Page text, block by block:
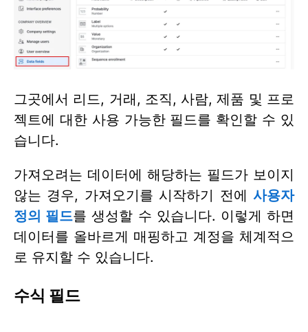
그곳에서 리드, 거래, 조직, 사람, 제품 및 프로
젝트에 대한 사용 가능한 필드를 확인할 수 있
습니다.
가져오려는 데이터에 해당하는 필드가 보이지
않는 경우, 가져오기를 시작하기 전에 사용자
정의 필드를 생성할 수 있습니다. 이렇게 하면
데이터를 올바르게 매핑하고 계정을 체계적으
로 유지할 수 있습니다.
수식 필드